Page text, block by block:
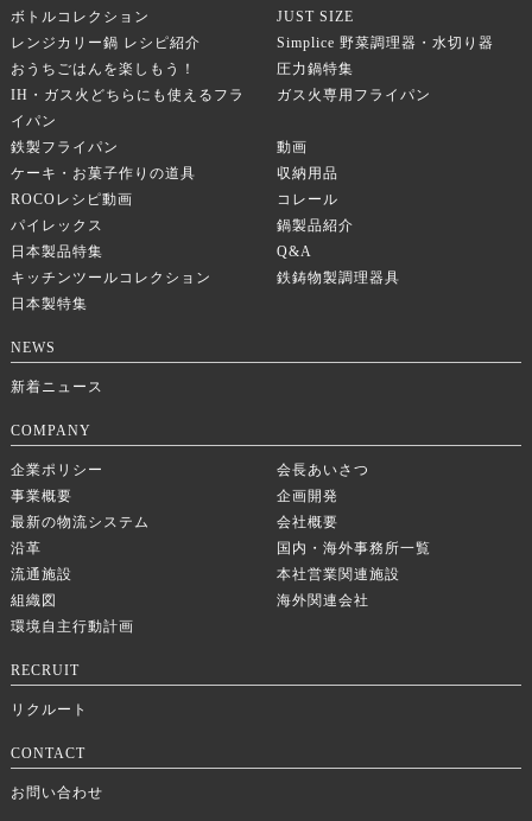
ボトルコレクション
JUST SIZE
レンジカリー鍋 レシピ紹介
Simplice 野菜調理器・水切り器
おうちごはんを楽しもう！
圧力鍋特集
IH・ガス火どちらにも使えるフラ
イパン
ガス火専用フライパン
鉄製フライパン
動画
ケーキ・お菓子作りの道具
収納用品
ROCOレシピ動画
コレール
パイレックス
鍋製品紹介
日本製品特集
Q&A
キッチンツールコレクション
鉄鋳物製調理器具
日本製特集
NEWS
新着ニュース
COMPANY
企業ポリシー
会長あいさつ
事業概要
企画開発
最新の物流システム
会社概要
沿革
国内・海外事務所一覧
流通施設
本社営業関連施設
組織図
海外関連会社
環境自主行動計画
RECRUIT
リクルート
CONTACT
お問い合わせ